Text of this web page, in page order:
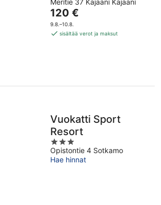
out
of
5
Meritie 37 Kajaani Kajaani
Hinta
on
120 €
120 €
9.8.–10.8.
sisältää verot ja maksut
Vuokatti Sport
Resort
3
out
of
Opistontie 4 Sotkamo
Hae hinnat